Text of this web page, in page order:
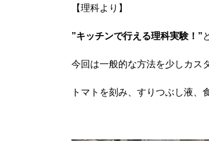
【理科より】
”キッチンで行える理科実験！”
今回は一般的な方法を少しカス
トマトを刻み、すりつぶし液、